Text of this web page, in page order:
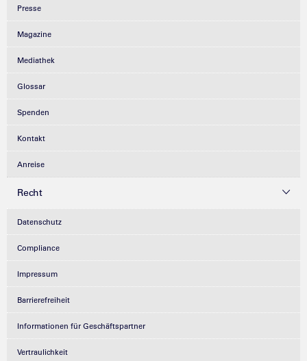
Presse
Magazine
Mediathek
Glossar
Spenden
Kontakt
Anreise
Recht
Datenschutz
Compliance
Impressum
Barrierefreiheit
Informationen für Geschäftspartner
Vertraulichkeit